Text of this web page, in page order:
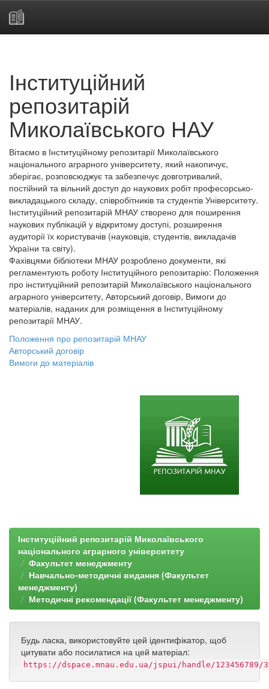
Інституційний
репозитарій
Миколаївського НАУ
Вітаємо в Інституційному репозитарії Миколаївського
національного аграрного університету, який накопичує,
зберігає, розповсюджує та забезпечує довготривалий,
постійний та вільний доступ до наукових робіт професорсько-
викладацького складу, співробітників та студентів Університету.
Інституційний репозитарій МНАУ створено для поширення
наукових публікацій у відкритому доступі, розширення
аудиторії їх користувачів (науковців, студентів, викладачів
України та світу).
Фахівцями бібліотеки МНАУ розроблено документи, які
регламентують роботу Інституційного репозитарію: Положення
про інституційний репозитарій Миколаївського національного
аграрного університету, Авторський договір, Вимоги до
матеріалів, наданих для розміщення в Інституційному
репозитарії МНАУ.
Положення про репозитарій МНАУ
Авторський договір
Вимоги до матеріалів
Інституційний репозитарій Миколаївського
національного аграрного університету
Факультет менеджменту
Навчально-методичні видання (Факультет
менеджменту)
Методичні рекомендації (Факультет менеджменту)
Будь ласка, використовуйте цей ідентифікатор, щоб
цитувати або посилатися на цей матеріал:
https://dspace.mnau.edu.ua/jspui/handle/123456789/